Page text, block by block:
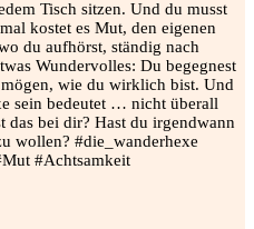
Tisch sitzen. Und du musst
kostet es Mut, den eigenen
du aufhörst, ständig nach
Wundervolles: Du begegnest
wie du wirklich bist. Und
sein bedeutet … nicht überall
das bei dir? Hast du irgendwann
wollen? #die_wanderhexe
#Achtsamkeit